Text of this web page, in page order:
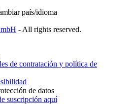
país/idioma
- All rights reserved.
de contratación y política de
de datos
suscripción aquí